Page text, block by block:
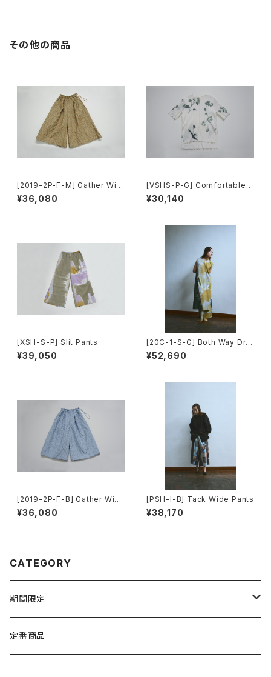
その他の商品
[2019-2P-F-M] Gather Wid
e Pants
¥36,080
[VSHS-P-G] Comfortable T
ops(Short Sleeve)
¥30,140
[XSH-S-P] Slit Pants
¥39,050
[20C-1-S-G] Both Way Dre
ss
¥52,690
[2019-2P-F-B] Gather Wid
e Pants
¥36,080
[PSH-I-B] Tack Wide Pants
¥38,170
CATEGORY
期間限定
TEXTILE
定番商品